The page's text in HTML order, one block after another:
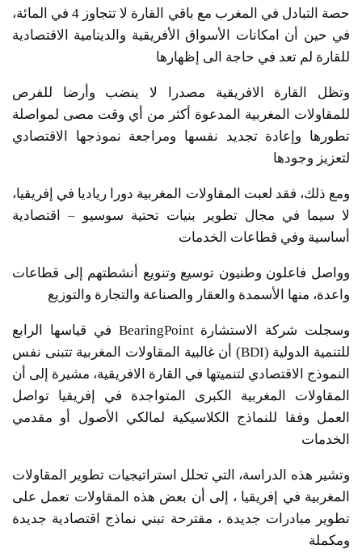
حصة التبادل في المغرب مع باقي القارة لا تتجاوز 4 في المائة،
في حين أن امكانات الأسواق الأفريقية والدينامية الاقتصادية
للقارة لم تعد في حاجة الى إظهارها
وتظل القارة الافريقية مصدرا لا ينضب وأرضا للفرص
للمقاولات المغربية المدعوة أكثر من أي وقت مصى لمواصلة
تطورها وإعادة تجديد نفسها ومراجعة نموذجها الاقتصادي
لتعزيز وجودها
ومع ذلك، فقد لعبت المقاولات المغربية دورا رياديا في إفريقيا،
لا سيما في مجال تطوير بنيات تحتية سوسيو – اقتصادية
أساسية وفي قطاعات الخدمات
وواصل فاعلون وطنيون توسيع وتنويع أنشطتهم إلى قطاعات
واعدة، منها الأسمدة والعقار والصناعة والتجارة والتوزيع
وسجلت شركة الاستشارة BearingPoint في قياسها الرابع
للتنمية الدولية (BDI) أن غالبية المقاولات المغربية تتبنى نفس
النموذج الاقتصادي لتنميتها في القارة الافريقية، مشيرة إلى أن
المقاولات المغربية الكبرى المتواجدة في إفريقيا تواصل
العمل وفقا للنماذج الكلاسيكية لمالكي الأصول أو مقدمي
الخدمات
وتشير هذه الدراسة، التي تحلل استراتيجيات تطوير المقاولات
المغربية في إفريقيا ، إلى أن بعض هذه المقاولات تعمل على
تطوير مبادرات جديدة ، مقترحة تبني نماذج اقتصادية جديدة
ومكملة